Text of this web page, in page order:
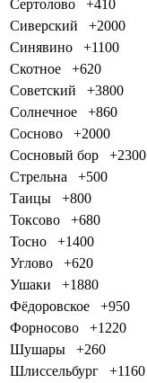
Сертолово
+410
Сиверский
+2000
Синявино
+1100
Скотное
+620
Советский
+3800
Солнечное
+860
Сосново
+2000
Сосновый бор
+2300
Стрельна
+500
Таицы
+800
Токсово
+680
Тосно
+1400
Углово
+620
Ушаки
+1880
Фёдоровское
+950
Форносово
+1220
Шушары
+260
Шлиссельбург
+1160